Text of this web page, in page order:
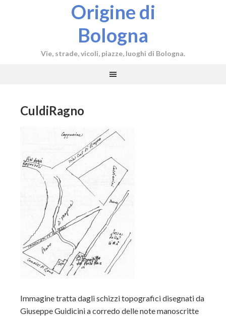
Origine di
Bologna
Vie, strade, vicoli, piazze, luoghi di Bologna.
CuldiRagno
Immagine tratta dagli schizzi topografici disegnati da
Giuseppe Guidicini a corredo delle note manoscritte